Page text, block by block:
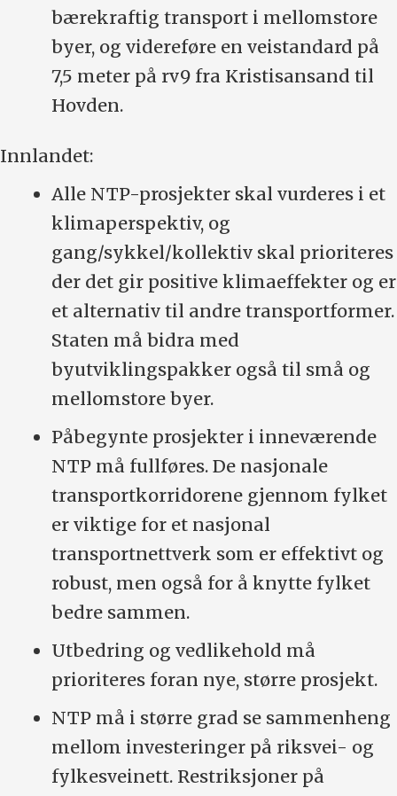
bærekraftig transport i mellomstore
byer, og videreføre en veistandard på
7,5 meter på rv9 fra Kristisansand til
Hovden.
Innlandet:
Alle NTP-prosjekter skal vurderes i et
klimaperspektiv, og
gang/sykkel/kollektiv skal prioriteres
der det gir positive klimaeffekter og er
et alternativ til andre transportformer.
Staten må bidra med
byutviklingspakker også til små og
mellomstore byer.
Påbegynte prosjekter i inneværende
NTP må fullføres. De nasjonale
transportkorridorene gjennom fylket
er viktige for et nasjonal
transportnettverk som er effektivt og
robust, men også for å knytte fylket
bedre sammen.
Utbedring og vedlikehold må
prioriteres foran nye, større prosjekt.
NTP må i større grad se sammenheng
mellom investeringer på riksvei- og
fylkesveinett. Restriksjoner på